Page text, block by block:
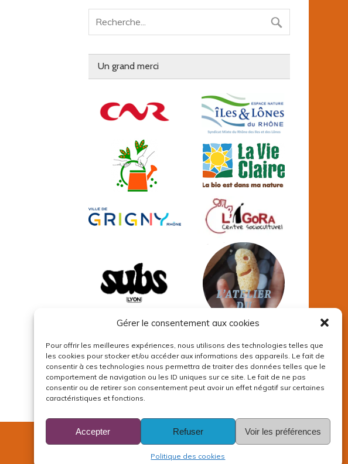
Gérer le consentement aux cookies
Pour offrir les meilleures expériences, nous utilisons des technologies telles que
les cookies pour stocker et/ou accéder aux informations des appareils. Le fait de
consentir à ces technologies nous permettra de traiter des données telles que le
comportement de navigation ou les ID uniques sur ce site. Le fait de ne pas
consentir ou de retirer son consentement peut avoir un effet négatif sur certaines
caractéristiques et fonctions.
Accepter Refuser Voir les préférences
Politique des cookies
Un grand merci